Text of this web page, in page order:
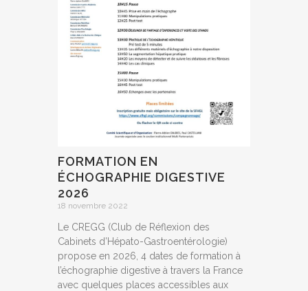
FORMATION EN
ÉCHOGRAPHIE DIGESTIVE
2026
18 novembre 2022
Le CREGG (Club de Réflexion des
Cabinets d’Hépato-Gastroentérologie)
propose en 2026, 4 dates de formation à
l’échographie digestive à travers la France
avec quelques places accessibles aux